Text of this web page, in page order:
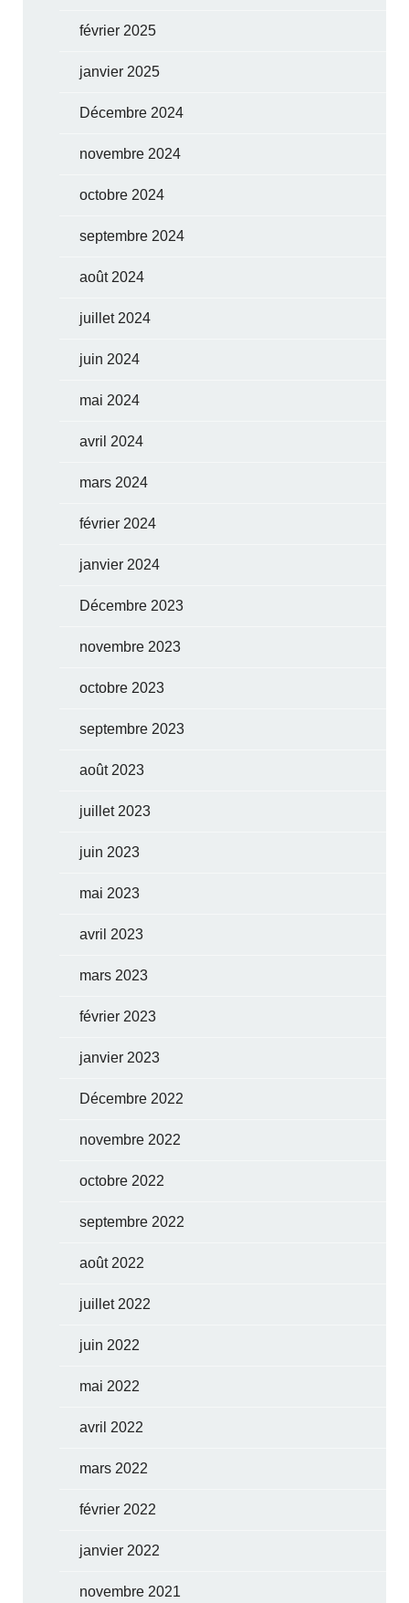
février 2025
janvier 2025
Décembre 2024
novembre 2024
octobre 2024
septembre 2024
août 2024
juillet 2024
juin 2024
mai 2024
avril 2024
mars 2024
février 2024
janvier 2024
Décembre 2023
novembre 2023
octobre 2023
septembre 2023
août 2023
juillet 2023
juin 2023
mai 2023
avril 2023
mars 2023
février 2023
janvier 2023
Décembre 2022
novembre 2022
octobre 2022
septembre 2022
août 2022
juillet 2022
juin 2022
mai 2022
avril 2022
mars 2022
février 2022
janvier 2022
novembre 2021